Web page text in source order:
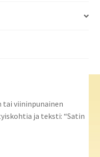
tai viininpunainen
ja teksti: “Satin